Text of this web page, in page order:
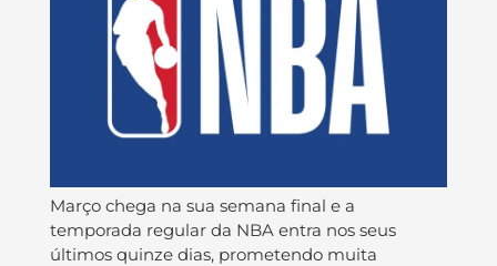
Março chega na sua semana final e a
temporada regular da NBA entra nos seus
últimos quinze dias, prometendo muita